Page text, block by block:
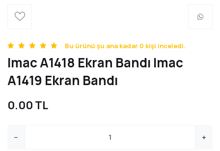
Bu ürünü şu ana kadar 0 kişi inceledi.
Imac A1418 Ekran Bandı Imac
A1419 Ekran Bandı
0.00 TL
− +